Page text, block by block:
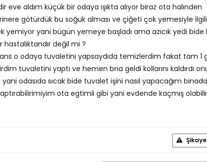
aldım küçük bir odaya ışıkta alıyor biraz ota halınden
götürdük bu soğuk alması ve çiğeti çok yemesiyle ilgili
yani bügün yemeye başladı ama azıcık yedi bide
hastalıktandır değil mi ?
o odaya tuvaletini yapsaydıda temizlerdim fakat tam 1
tuvaletini yaptı ve hemen bna geldi kollarını kaldırdı
odasıda sıcak bide tuvalet işini nasıl yapacağım
ota egtimli gibi yani evdende kaçmış